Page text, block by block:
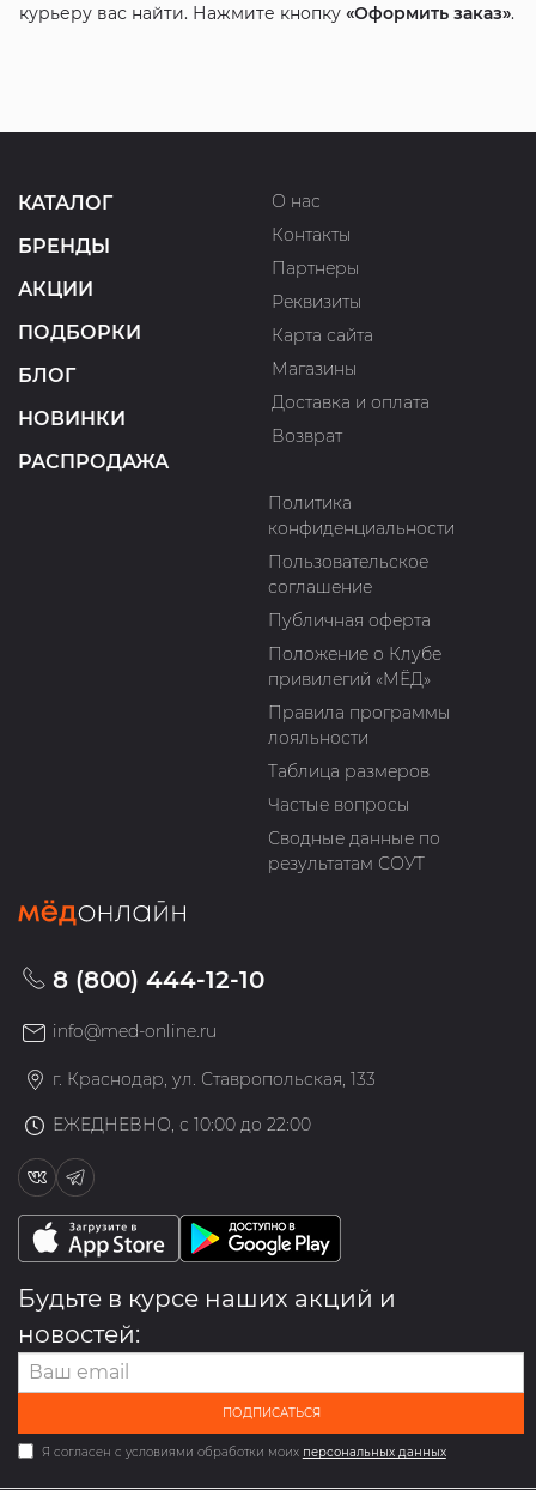
курьеру вас найти. Нажмите кнопку «Оформить заказ».
КАТАЛОГ
БРЕНДЫ
АКЦИИ
ПОДБОРКИ
БЛОГ
НОВИНКИ
РАСПРОДАЖА
О нас
Контакты
Партнеры
Реквизиты
Карта сайта
Магазины
Доставка и оплата
Возврат
Политика
конфиденциальности
Пользовательское
соглашение
Публичная оферта
Положение о Клубе
привилегий «МЁД»
Правила программы
лояльности
Таблица размеров
Частые вопросы
Сводные данные по
результатам СОУТ
8 (800) 444-12-10
info@med-online.ru
г. Краснодар, ул. Ставропольская, 133
ЕЖЕДНЕВНО, с 10:00 до 22:00
Будьте в курсе наших акций и
новостей:
ПОДПИСАТЬСЯ
Я согласен с условиями обработки моих персональных данных